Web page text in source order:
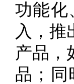
功能化
入，推
产品，
品；同